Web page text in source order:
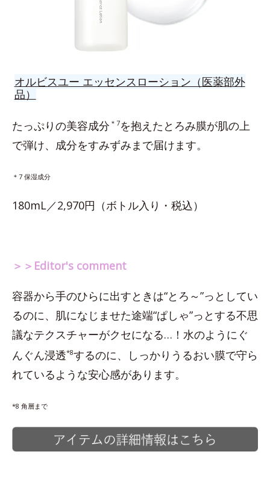
オルビスユー エッセンスローション（医薬部外
品）
たっぷりの美容成分 ＊7を抱えたとろみ膜が肌の上
で弾け、成分をすみずみまで届けます。
＊7 保湿成分
180mL／2,970円（ボトル入り・税込）
＞＞Editor's comment
容器から手のひらに出すときは“とろ～”っとしてい
るのに、肌になじませた途端“ぱしゃ”っとする不思
議なテクスチャーがクセになる…！水のようにぐ
んぐん浸透*8するのに、しっかりうるおい膜で守ら
れているような安心感があります。
*8 角層まで